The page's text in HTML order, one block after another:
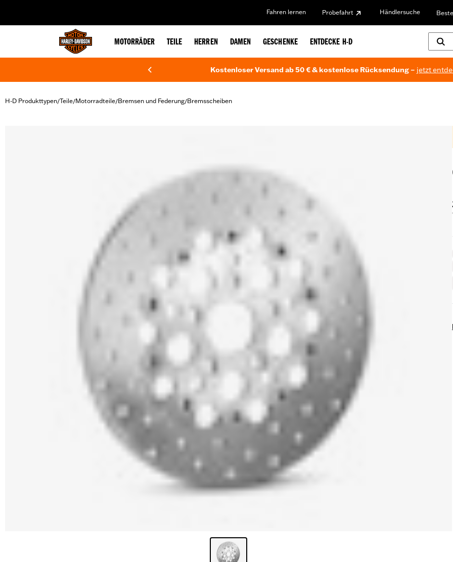
Fahren lernen Probefahrt Händlersuche
MOTORRÄDER TEILE HERREN DAMEN GESCHENKE ENTDECKE H-D
Kostenloser Versand ab 50 € & kostenlose Rücksendung – jetzt
H-D Produkttypen/Teile/Motorradteile/Bremsen und Federung/Bremsscheiben